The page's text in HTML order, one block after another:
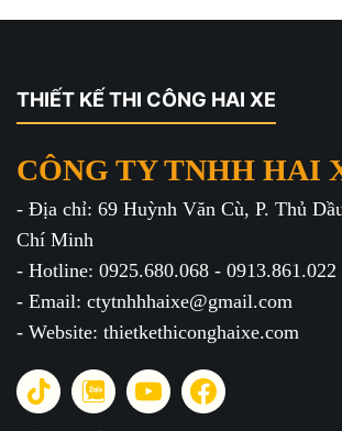
THIẾT KẾ THI CÔNG HAI XE
CÔNG TY TNHH HAI
- Địa chỉ: 69 Huỳnh Văn Cù, P. Thủ
Chí Minh
- Hotline: 0925.680.068 -
- Email: ctytnhhhaixe@gmail.com
- Website: thietkethiconghaixe.com